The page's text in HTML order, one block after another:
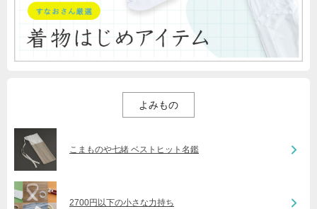
よみもの
こまものや七緒 ベストヒット名鑑
2700円以下の小さな力持ち